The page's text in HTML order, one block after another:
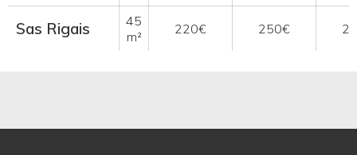
Sas Rigais
45
m²
220€ 250€